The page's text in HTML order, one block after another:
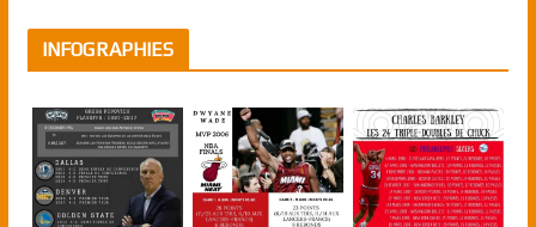
INFOGRAPHIES